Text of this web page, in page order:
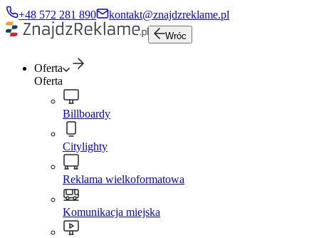
+48 572 281 890 kontakt@znajdzreklame.pl
Wróc
Oferta
Oferta
Billboardy
Citylighty
Reklama wielkoformatowa
Komunikacja miejska